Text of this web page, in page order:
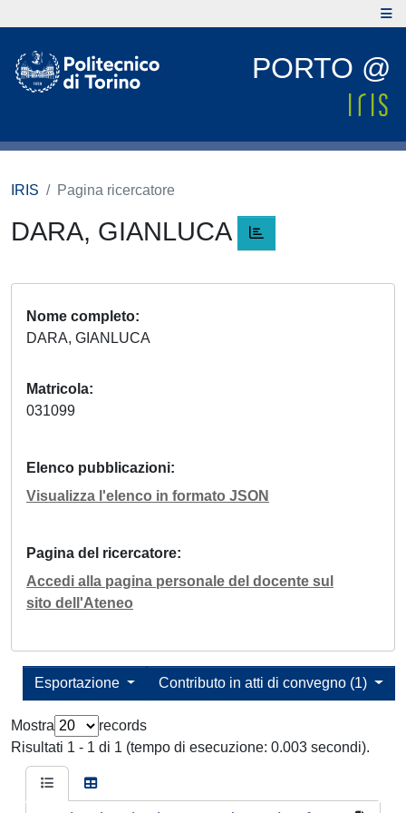
PORTO @
IRIS Pagina ricercatore
DARA, GIANLUCA
Nome completo
DARA, GIANLUCA
Matricola
031099
Elenco pubblicazioni
Visualizza l'elenco in formato JSON
Pagina del ricercatore
Accedi alla pagina personale del docente sul
sito dell'Ateneo
Contributo in atti di convegno (1)
Esportazione
Mostra
records
Risultati 1 - 1 di 1 (tempo di esecuzione: 0.003 secondi).